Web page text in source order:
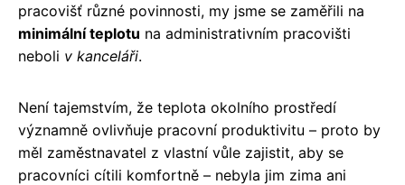
pracovišť různé povinnosti, my jsme se zaměřili na
minimální teplotu na administrativním pracovišti
neboli v kanceláři.
Není tajemstvím, že teplota okolního prostředí
významně ovlivňuje pracovní produktivitu – proto by
měl zaměstnavatel z vlastní vůle zajistit, aby se
pracovníci cítili komfortně – nebyla jim zima ani